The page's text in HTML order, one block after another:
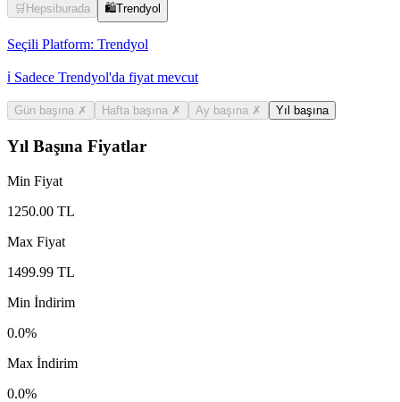
🛒 Hepsiburada 🛍️Trendyol
Seçili Platform: Trendyol
ℹ️ Sadece Trendyol'da fiyat mevcut
Gün başına ✗ Hafta başına ✗ Ay başına ✗ Yıl başına
Yıl Başına Fiyatlar
Min Fiyat
1250.00 TL
Max Fiyat
1499.99 TL
Min İndirim
0.0%
Max İndirim
0.0%